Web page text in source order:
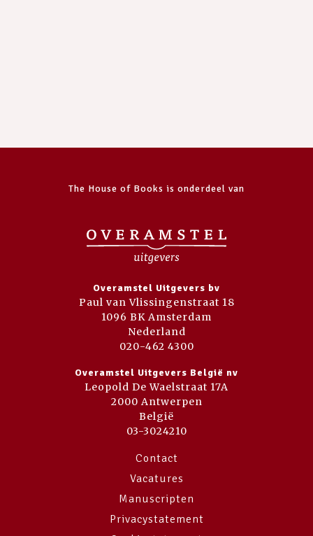
The House of Books is onderdeel van
Overamstel Uitgevers bv
Paul van Vlissingenstraat 18
1096 BK Amsterdam
Nederland
020-462 4300
Overamstel Uitgevers België nv
Leopold De Waelstraat 17A
2000 Antwerpen
België
03-3024210
Contact
Vacatures
Manuscripten
Privacystatement